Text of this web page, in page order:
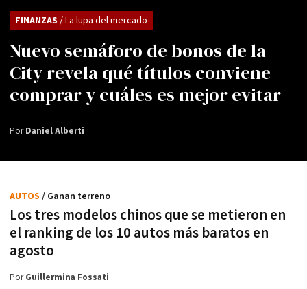
Nuevo semáforo de bonos de la
City revela qué títulos conviene
comprar y cuáles es mejor evitar
FINANZAS / La lupa del mercado
PorDaniel Alberti
Los tres modelos chinos que se metieron en
el ranking de los 10 autos más baratos en
agosto
AUTOS / Ganan terreno
PorGuillermina Fossati